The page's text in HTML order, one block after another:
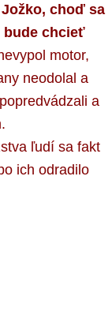
Jožko, choď sa
bude chcieť
motor,
neodolal a
a
ľudí sa fakt
ich odradilo